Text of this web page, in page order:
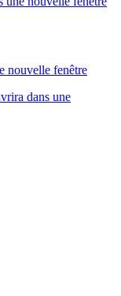
nouvelle fenêtre
dans une